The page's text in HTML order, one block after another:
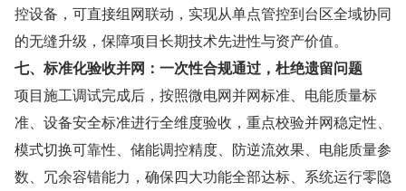
控设备，可直接组网联动，实现从单点管控到台区全域协同
的无缝升级，保障项目长期技术先进性与资产价值。
七、标准化验收并网：一次性合规通过，杜绝遗留问题
项目施工调试完成后，按照微电网并网标准、电能质量标
准、设备安全标准进行全维度验收，重点校验并网稳定性、
模式切换可靠性、储能调控精度、防逆流效果、电能质量参
数、冗余容错能力，确保四大功能全部达标、系统运行零隐